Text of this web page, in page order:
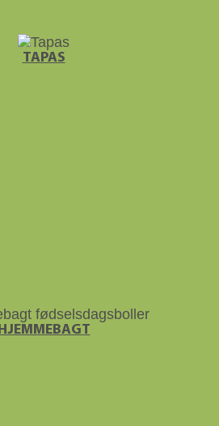
TAPAS
HJEMME­BAGT